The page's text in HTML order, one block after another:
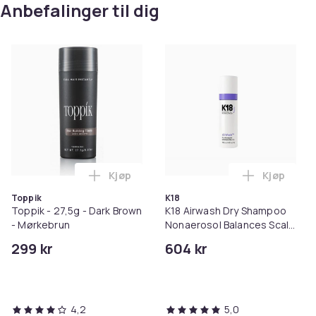
Anbefalinger til dig
Toppik
Toppik - 27,5g - Dark Brown
- Mørkebrun
299 kr
Legg Toppik - 27,5g - Dark Brown -
Kjøp
4,2
K18
K18 Airwash Dry Shampoo
Nonaerosol Balances Scalp
604 kr
Legg K18
Kjøp
5,0